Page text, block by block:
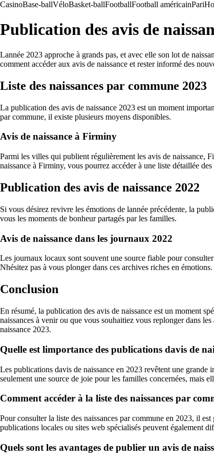
CasinoBase-ballVéloBasket-ballFootballFootball américainPari
Publication des avis de
Lannée 2023 approche à grands pas, et avec elle son lot de
comment accéder aux avis de naissance et rester informé des
Liste des naissances par commune 2023
La publication des avis de naissance 2023 est un moment
par commune, il existe plusieurs moyens disponibles.
Avis de naissance à Firminy
Parmi les villes qui publient régulièrement les avis de naissance,
naissance à Firminy, vous pourrez accéder à une liste détaillée
Publication des avis de naissance 2022
Si vous désirez revivre les émotions de lannée précédente, la
vous les moments de bonheur partagés par les familles.
Avis de naissance dans les journaux 2022
Les journaux locaux sont souvent une source fiable pour
Nhésitez pas à vous plonger dans ces archives riches en émotions.
Conclusion
En résumé, la publication des avis de naissance est un moment
naissances à venir ou que vous souhaitiez vous replonger dans
naissance 2023.
Quelle est limportance des publications davis de
Les publications davis de naissance en 2023 revêtent une grande
seulement une source de joie pour les familles concernées, mais
Comment accéder à la liste des naissances par
Pour consulter la liste des naissances par commune en 2023, il
publications locales ou sites web spécialisés peuvent également
Quels sont les avantages de publier un avis de